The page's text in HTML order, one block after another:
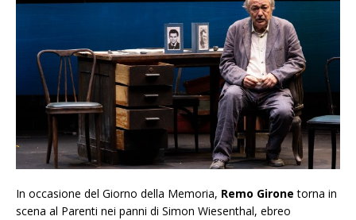
In occasione del Giorno della Memoria, Remo Girone torna in
scena al Parenti nei panni di Simon Wiesenthal, ebreo